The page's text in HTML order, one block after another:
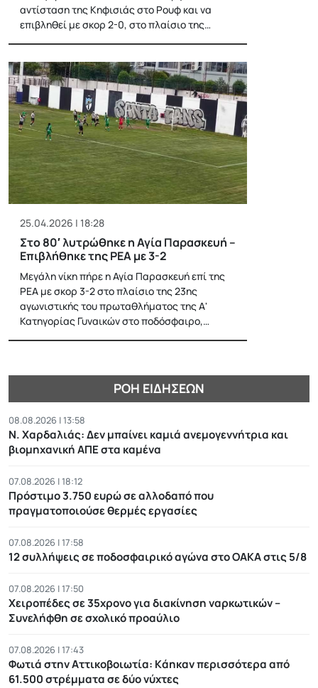
αντίσταση της Κηφισιάς στο Ρουφ και να
επιβληθεί με σκορ 2-0, στο πλαίσιο της…
25.04.2026 | 18:28
Στο 80′ λυτρώθηκε η Αγία Παρασκευή –
Επιβλήθηκε της ΡΕΑ με 3-2
Μεγάλη νίκη πήρε η Αγία Παρασκευή επί της
ΡΕΑ με σκορ 3-2 στο πλαίσιο της 23ης
αγωνιστικής του πρωταθλήματος της Α'
Κατηγορίας Γυναικών στο ποδόσφαιρο,…
ΡΟΉ ΕΙΔΉΣΕΩΝ
08.08.2026 | 13:58
Ν. Χαρδαλιάς: Δεν μπαίνει καμιά ανεμογεννήτρια και
βιομηχανική ΑΠΕ στα καμένα
07.08.2026 | 18:12
Πρόστιμο 3.750 ευρώ σε αλλοδαπό που
πραγματοποιούσε θερμές εργασίες
07.08.2026 | 17:58
12 συλλήψεις σε ποδοσφαιρικό αγώνα στο ΟΑΚΑ στις 5/8
07.08.2026 | 17:50
Χειροπέδες σε 35χρονο για διακίνηση ναρκωτικών –
Συνελήφθη σε σχολικό προαύλιο
07.08.2026 | 17:43
Φωτιά στην Αττικοβοιωτία: Kάηκαν περισσότερα από
61.500 στρέμματα σε δύο νύχτες